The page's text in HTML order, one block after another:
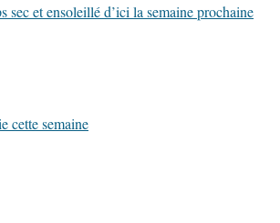
sec et ensoleillé d’ici la semaine prochaine
cette semaine